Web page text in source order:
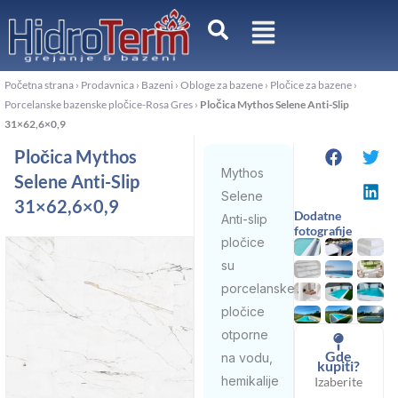
sadržaj
Početna strana › Prodavnica › Bazeni › Obloge za bazene › Pločice za bazene ›
Porcelanske bazenske pločice-Rosa Gres › Pločica Mythos Selene Anti-Slip
31×62,6×0,9
Pločica Mythos
Selene Anti-Slip
31×62,6×0,9
Mythos
Selene
Anti-slip
pločice
su
porcelanske
pločice
otporne
na vodu,
hemikalije
Dodatne
fotografije
Gde
kupiti?
Izaberite